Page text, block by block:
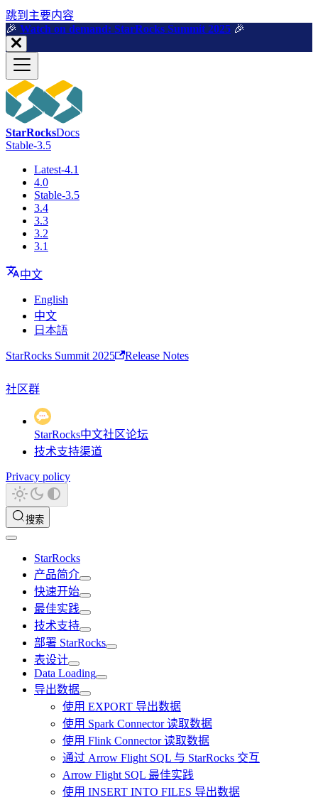
跳到主要内容
🎉️ Watch on demand: StarRocks Summit 2025 🎉️
StarRocksDocs
Stable-3.5
Latest-4.1
4.0
Stable-3.5
3.4
3.3
3.2
3.1
中文
English
中文
日本語
StarRocks Summit 2025 Release Notes
社区群
StarRocks中文社区论坛
技术支持渠道
Privacy policy
搜索
StarRocks
产品简介
快速开始
最佳实践
技术支持
部署 StarRocks
表设计
Data Loading
导出数据
使用 EXPORT 导出数据
使用 Spark Connector 读取数据
使用 Flink Connector 读取数据
通过 Arrow Flight SQL 与 StarRocks 交互
Arrow Flight SQL 最佳实践
使用 INSERT INTO FILES 导出数据